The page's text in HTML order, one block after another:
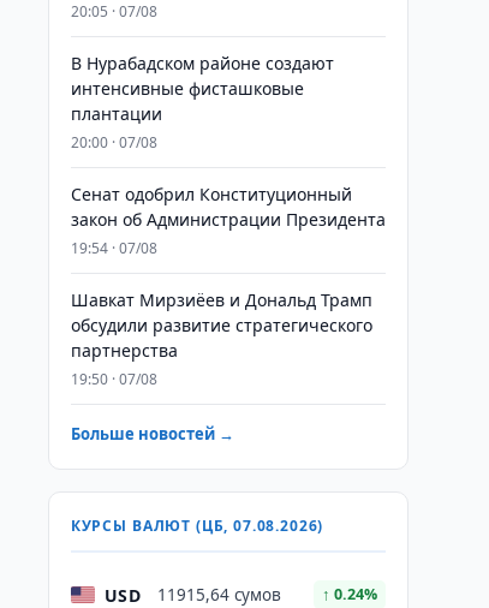
20:05 · 07/08
В Нурабадском районе создают
интенсивные фисташковые
плантации
20:00 · 07/08
Сенат одобрил Конституционный
закон об Администрации Президента
19:54 · 07/08
Шавкат Мирзиёев и Дональд Трамп
обсудили развитие стратегического
партнерства
19:50 · 07/08
Больше новостей →
КУРСЫ ВАЛЮТ (ЦБ, 07.08.2026)
USD 11915,64 сумов ↑ 0.24%